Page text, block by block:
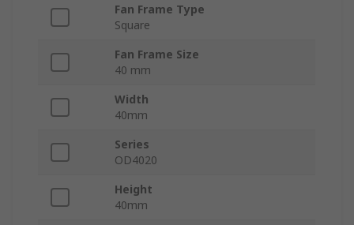
Fan Frame Type
Square
Fan Frame Size
40 mm
Width
40mm
Series
OD4020
Height
40mm